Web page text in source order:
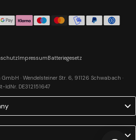
· Wendelsteiner Str. 6, 91126 Schwabach ·
IdNr. DE312151647
ImpressumBatteriegesetz